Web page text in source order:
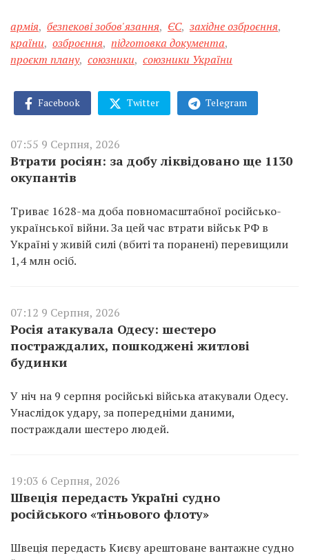
армія, безпекові зобов'язання, ЄС, західне озброєння,
країни, озброєння, підготовка документа,
проєкт плану, союзники, союзники України
Facebook Twitter Telegram
07:55 9 Серпня, 2026
Втрати росіян: за добу ліквідовано ще 1130
окупантів
Триває 1628-ма доба повномасштабної російсько-
української війни. За цей час втрати військ РФ в
Україні у живій силі (вбиті та поранені) перевищили
1,4 млн осіб.
07:12 9 Серпня, 2026
Росія атакувала Одесу: шестеро
постраждалих, пошкоджені житлові
будинки
У ніч на 9 серпня російські війська атакували Одесу.
Унаслідок удару, за попередніми даними,
постраждали шестеро людей.
19:03 6 Серпня, 2026
Швеція передасть Україні судно
російського «тіньового флоту»
Швеція передасть Києву арештоване вантажне судно